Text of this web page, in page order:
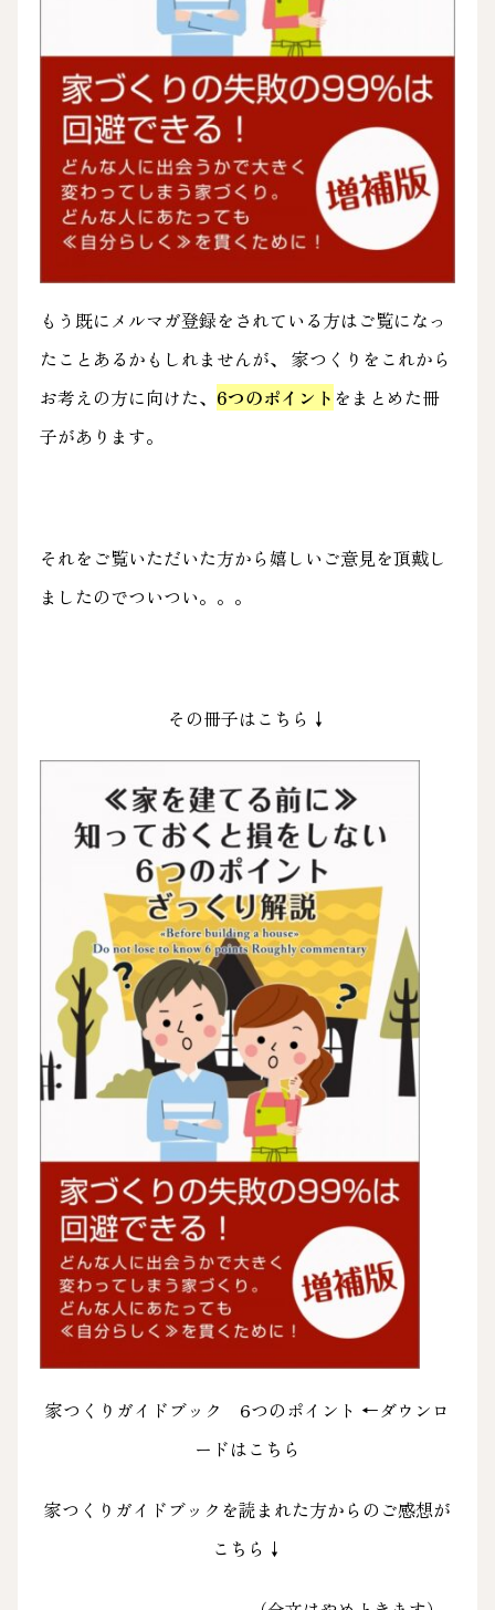
もう既にメルマガ登録をされている方はご覧になっ
たことあるかもしれませんが、 家つくりをこれから
お考えの方に向けた、 6つのポイント をまとめた冊
子があります。
それをご覧いただいた方から嬉しいご意見を頂戴し
ましたのでついつい。。。
その冊子はこちら↓
家つくりガイドブック 6つのポイント ←ダウンロ
ードはこちら
家つくりガイドブックを読まれた方からのご感想が
こちら↓